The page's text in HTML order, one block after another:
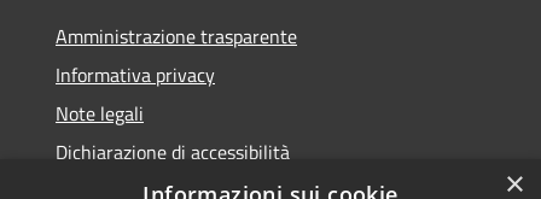
Amministrazione trasparente
Informativa privacy
Note legali
Dichiarazione di accessibilità
×